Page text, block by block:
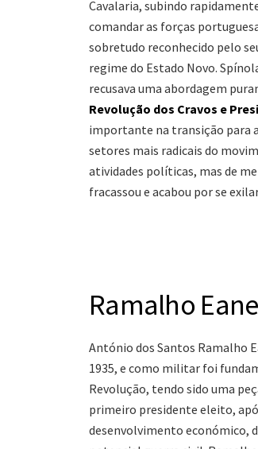
Cavalaria, subindo
comandar as forças
sobretudo reconhecido pelo
regime do Estado Novo.
recusava uma abordagem
Revolução dos Cravos e
importante na transição para
setores mais radicais do
atividades políticas, mas de
fracassou e acabou por se
Ramalho
António dos Santos Ramalho
1935, e como militar foi
Revolução, tendo sido uma
primeiro presidente eleito,
desenvolvimento económico,